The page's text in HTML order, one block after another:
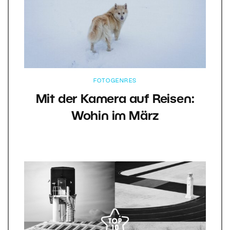
FOTOGENRES
Mit der Kamera auf Reisen:
Wohin im März